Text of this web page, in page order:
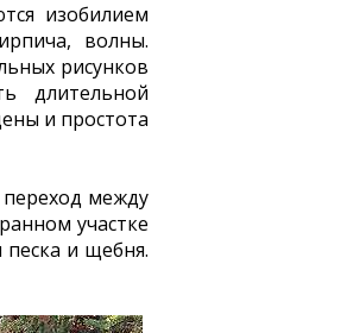
изобилием
волны.
рисунков
длительной
и простота
между
участке
и щебня.